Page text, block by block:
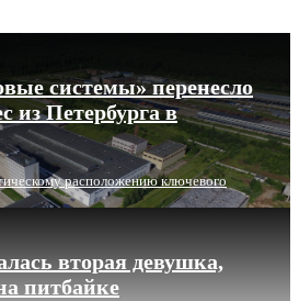
системы» перенесло
из Петербурга в
расположению ключевого
вторая девушка,
питбайке